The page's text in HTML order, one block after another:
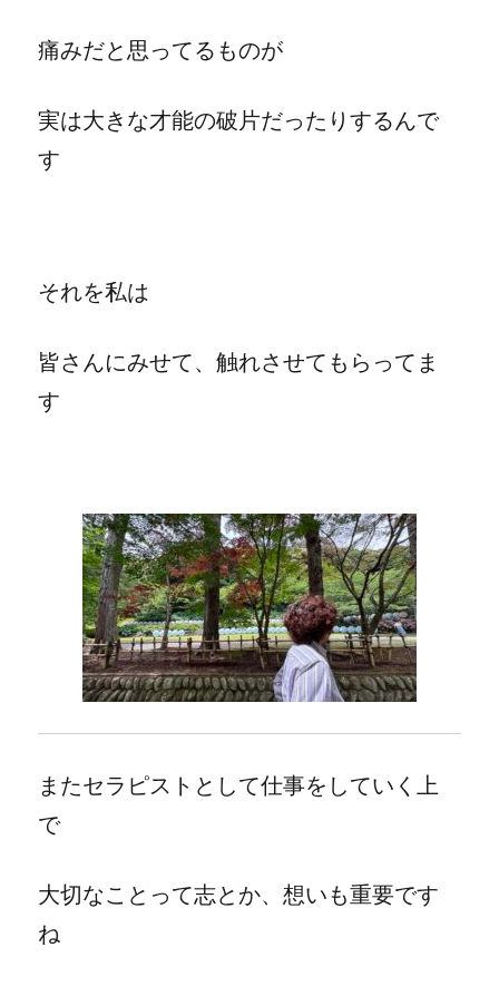
痛みだと思ってるものが
実は大きな才能の破片だったりするんで
す
それを私は
皆さんにみせて、触れさせてもらってま
す
またセラピストとして仕事をしていく上
で
大切なことって志とか、想いも重要です
ね